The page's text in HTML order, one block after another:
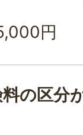
円
の区分